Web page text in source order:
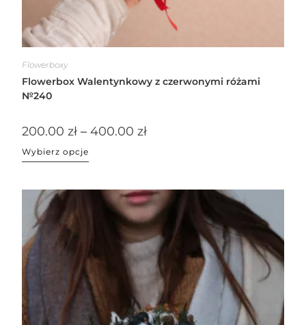
Flowerboxy
Flowerbox Walentynkowy z czerwonymi różami
№240
200.00zł – 400.00zł
Wybierz opcje